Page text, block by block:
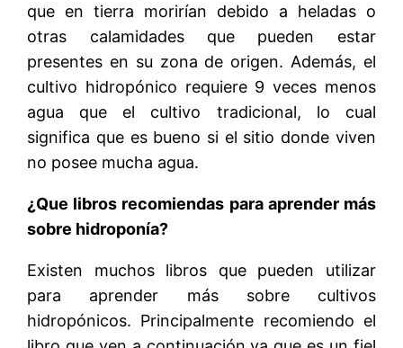
que en tierra morirían debido a heladas o
otras calamidades que pueden estar
presentes en su zona de origen. Además, el
cultivo hidropónico requiere 9 veces menos
agua que el cultivo tradicional, lo cual
significa que es bueno si el sitio donde viven
no posee mucha agua.
¿Que libros recomiendas para aprender más
sobre hidroponía?
Existen muchos libros que pueden utilizar
para aprender más sobre cultivos
hidropónicos. Principalmente recomiendo el